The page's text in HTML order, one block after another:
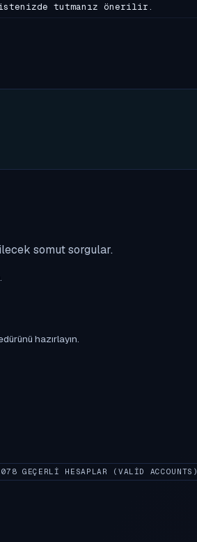
tutmanız önerilir.
somut sorgular.
hazırlayın.
GEÇERLI HESAPLAR (VALID ACCOUNTS)